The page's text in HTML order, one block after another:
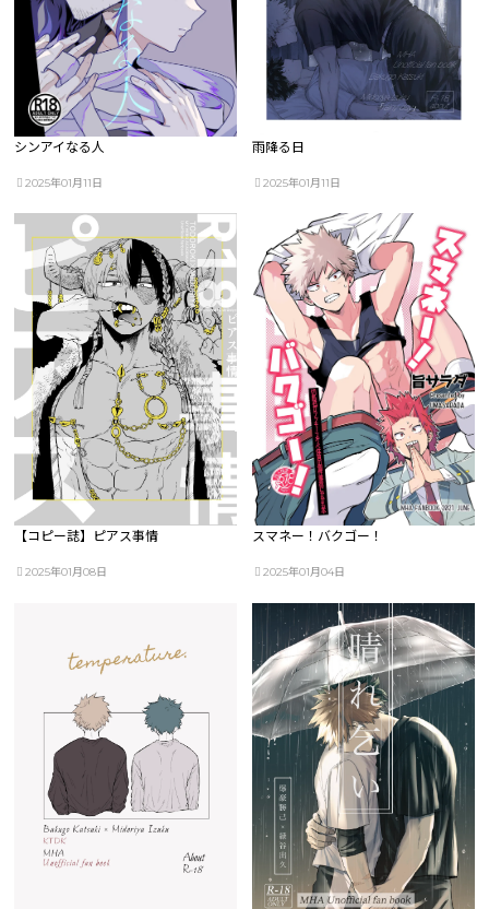
シンアイなる人
2025年01月11日
雨降る日
2025年01月11日
【コピー誌】ピアス事情
2025年01月08日
スマネー！バクゴー！
2025年01月04日